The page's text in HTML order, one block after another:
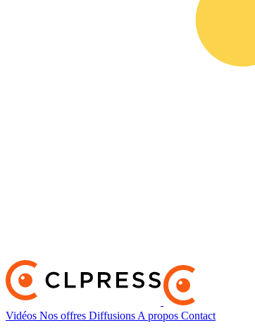
Vidéos Nos offres Diffusions A propos Contact